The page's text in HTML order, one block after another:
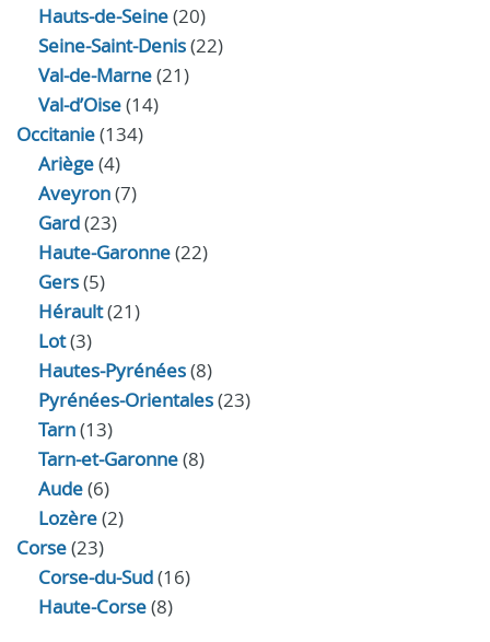
Hauts-de-Seine(20)
Seine-Saint-Denis(22)
Val-de-Marne(21)
Val-d’Oise(14)
Occitanie(134)
Ariège(4)
Aveyron(7)
Gard(23)
Haute-Garonne(22)
Gers(5)
Hérault(21)
Lot(3)
Hautes-Pyrénées(8)
Pyrénées-Orientales(23)
Tarn(13)
Tarn-et-Garonne(8)
Aude(6)
Lozère(2)
Corse(23)
Corse-du-Sud(16)
Haute-Corse(8)